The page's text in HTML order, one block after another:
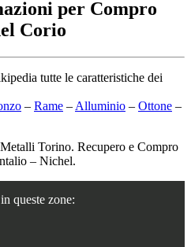
per Compro
Corio
tutte le caratteristiche dei
– Rame – Alluminio – Ottone –
Torino. Recupero e Compro
– Nichel.
queste zone: